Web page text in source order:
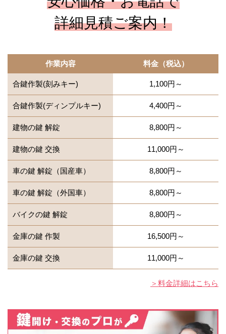
詳細見積ご案内！
作業内容 料金（税込）
合鍵作製(刻みキー) 1,100円～
合鍵作製(ディンプルキー) 4,400円～
建物の鍵 解錠 8,800円～
建物の鍵 交換 11,000円～
車の鍵 解錠（国産車） 8,800円～
車の鍵 解錠（外国車） 8,800円～
バイクの鍵 解錠 8,800円～
金庫の鍵 作製 16,500円～
金庫の鍵 交換 11,000円～
＞料金詳細はこちら